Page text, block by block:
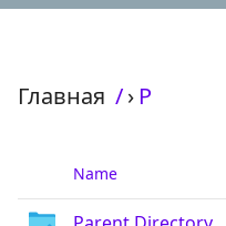
Главная /› Р
Name